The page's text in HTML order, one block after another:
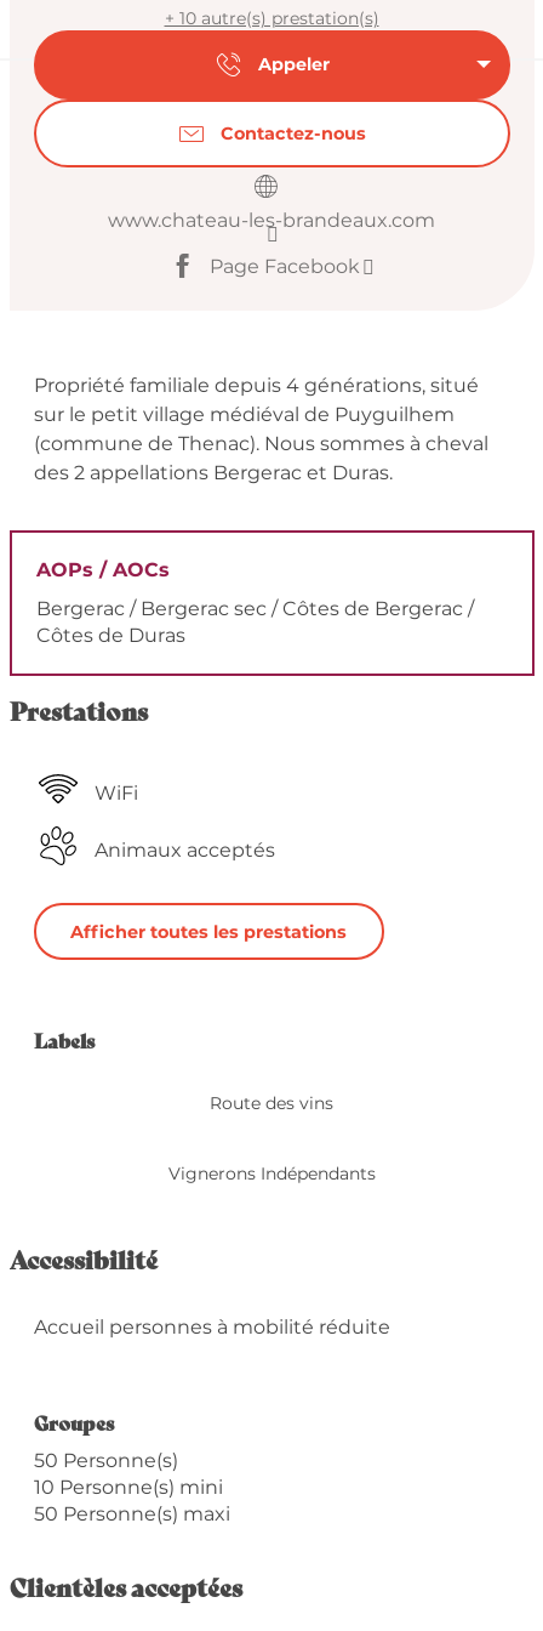
+ 10 autre(s) prestation(s)
Appeler
Contactez-nous
www.chateau-les-brandeaux.com
Page Facebook
Description
Propriété familiale depuis 4 générations, situé
sur le petit village médiéval de Puyguilhem
(commune de Thenac). Nous sommes à cheval
des 2 appellations Bergerac et Duras.
AOPs / AOCs
Bergerac / Bergerac sec / Côtes de Bergerac /
Côtes de Duras
Prestations
WiFi
Animaux acceptés
Afficher toutes les prestations
Offres de
Labels
Labels
Route des vins
Vignerons Indépendants
Accessibilité
Accueil personnes à mobilité réduite
Groupes
Groupes
50 Personne(s)
10 Personne(s) mini
50 Personne(s) maxi
Clientèles acceptées